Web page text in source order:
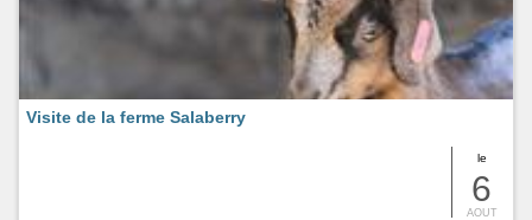
le
6
AOUT
Visite de la ferme Salaberry